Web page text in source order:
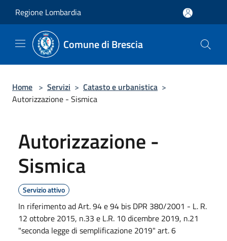
Regione Lombardia
Comune di Brescia
Home > Servizi > Catasto e urbanistica >
Autorizzazione - Sismica
Autorizzazione -
Sismica
Servizio attivo
In riferimento ad Art. 94 e 94 bis DPR 380/2001 - L. R.
12 ottobre 2015, n.33 e L.R. 10 dicembre 2019, n.21
"seconda legge di semplificazione 2019" art. 6